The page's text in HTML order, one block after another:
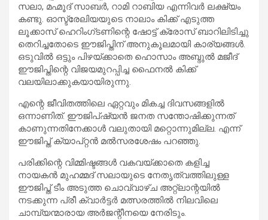
സലാ, മഹ്മൂദ് സാബർ, റാമി റാബിയ എന്നിവർ ലക്ഷ്യം
കണ്ടു. ഓസ്ട്രേലിയയുടെ നാലാം കിക്ക് എടുത്ത
ലൂക്കാസ് ഹെറിംഗ്ടണിന്റെ ഷോട്ട് ക്രോസ് ബാറിലിടിച്ചു
തെറിച്ചതോടെ ഈജിപ്തിന് അനുകൂലമായി കാര്യങ്ങൾ.
ഒടുവിൽ ഒട്ടും പിഴയ്ക്കാതെ ഹൊസാം അബ്ദുൽ മജീദ്
ഈജിപ്തിന്റെ വിജയമുറപ്പിച്ച ഫൈനൽ കിക്ക്
വലയിലാക്കുകയായിരുന്നു.
എന്റെ ജീവിതത്തിലെ ഏറ്റവും മികച്ച ദിവസങ്ങളിൽ
ഒന്നാണിത്. ഈജിപ്ഷ്യൻ ജനത സന്തോഷിക്കുന്നത്
കാണുന്നതിനേക്കാൾ വലുതായി മറ്റൊന്നുമില്ല. എന്ന്
ഈജിപ്ത് ക്യാപ്റ്റൻ മൽസരശേഷം പറഞ്ഞു.
പരിക്കിന്റെ വിമ്മിഷ്ടങ്ങൾ വകവയ്ക്കാതെ കളിച്ച
നായകൻ മുഹമ്മദ് സലായുടെ നേതൃത്വത്തിലുള്ള
ഈജിപ്ത് ടീം അടുത്ത ചൊവ്വാഴ്ച അറ്റ്ലാന്റയിൽ
നടക്കുന്ന പ്രീ ക്വാർട്ടർ മത്സരത്തിൽ നിലവിലെ
ചാമ്പ്യന്മാരായ അർജന്റീനയെ നേരിടും.